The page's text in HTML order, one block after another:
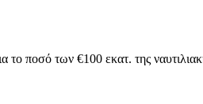
ποσό των €100 εκατ. της